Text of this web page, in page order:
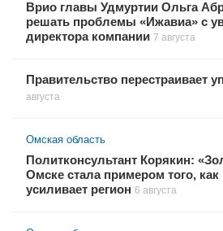
Врио главы Удмуртии Ольга
решать проблемы «Ижавиа» с
директора компании 7 августа
Правительство перестраивает
августа
Омская область
Политконсультант Корякин:
Омске стала примером того, как
усиливает регион 6 августа